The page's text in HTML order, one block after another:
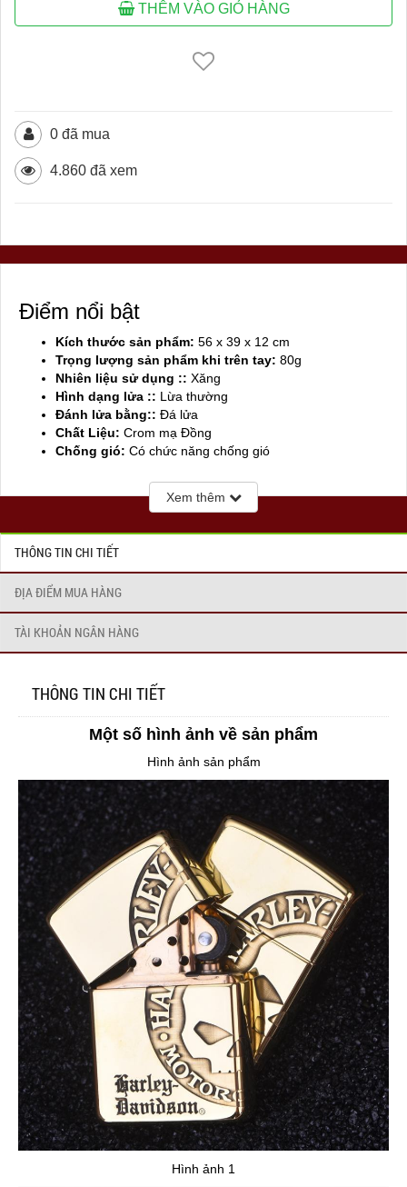
THÊM VÀO GIỎ HÀNG
0 đã mua
4.860 đã xem
Điểm nổi bật
Kích thước sản phẩm: 56 x 39 x 12 cm
Trọng lượng sản phẩm khi trên tay: 80g
Nhiên liệu sử dụng :: Xăng
Hình dạng lửa :: Lừa thường
Đánh lửa bằng:: Đá lửa
Chất Liệu: Crom mạ Đồng
Chống gió: Có chức năng chống gió
Xem thêm
THÔNG TIN CHI TIẾT
ĐỊA ĐIỂM MUA HÀNG
TÀI KHOẢN NGÂN HÀNG
THÔNG TIN CHI TIẾT
Một số hình ảnh về sản phẩm
Hình ảnh sản phẩm
Hình ảnh 1